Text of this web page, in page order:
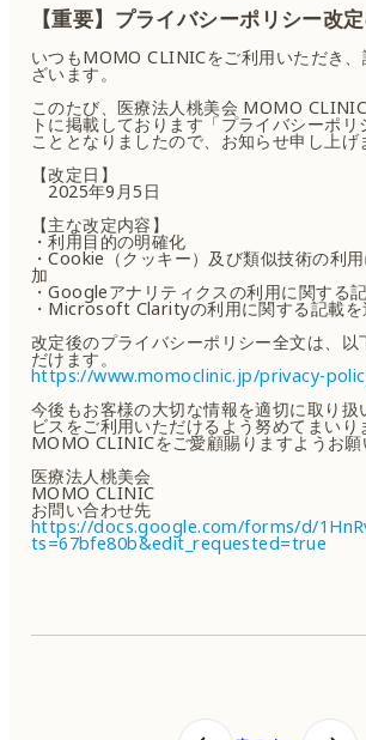
【重要】プライバシーポリシー改
いつもMOMO CLINICをご利用いただき
ざいます。
このたび、医療法人桃美会 MOMO
トに掲載しております「プライバシーポリ
こととなりましたので、お知らせ申し上げ
【改定日】
2025年9月5日
【主な改定内容】
・利用目的の明確化
・Cookie（クッキー）及び類似技術の利
加
・Googleアナリティクスの利用に関する
・Microsoft Clarityの利用に関する記載を
改定後のプライバシーポリシー全文は、以
だけます。
https://www.momoclinic.jp/privacy-
今後もお客様の大切な情報を適切に取り扱
ビスをご利用いただけるよう努めてまいり
MOMO CLINICをご愛顧賜りますようお願
医療法人桃美会
MOMO CLINIC
お問い合わせ先
https://docs.google.com/forms/d/
ts=67bfe80b&edit_requested=true